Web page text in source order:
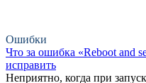
Ошибки
Что за ошибка «Reboot and
исправить
Неприятно, когда при